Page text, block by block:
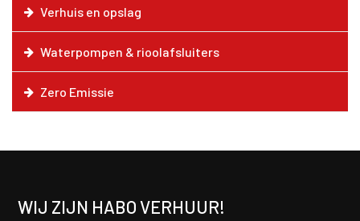
Verhuis en opslag
Waterpompen & rioolafsluiters
Zero Emissie
WIJ ZIJN HABO VERHUUR!